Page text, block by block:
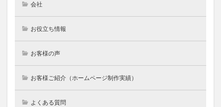
会社
お役立ち情報
お客様の声
お客様ご紹介（ホームページ制作実績）
よくある質問